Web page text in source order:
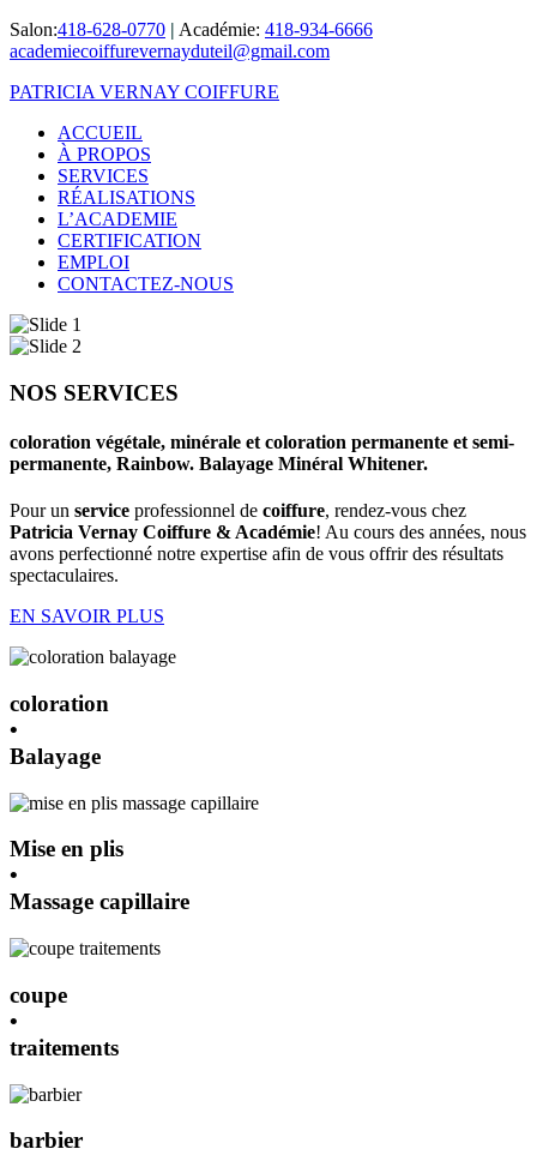
Salon:418-628-0770 | Académie: 418-934-6666
academiecoiffurevernayduteil@gmail.com
PATRICIA VERNAY COIFFURE
ACCUEIL
À PROPOS
SERVICES
RÉALISATIONS
L’ACADEMIE
CERTIFICATION
EMPLOI
CONTACTEZ-NOUS
NOS SERVICES
coloration végétale, minérale et coloration permanente et semi-
permanente, Rainbow. Balayage Minéral Whitener.
Pour un service professionnel de coiffure, rendez-vous chez
Patricia Vernay Coiffure & Académie! Au cours des années, nous
avons perfectionné notre expertise afin de vous offrir des résultats
spectaculaires.
EN SAVOIR PLUS
coloration
•
Balayage
Mise en plis
•
Massage capillaire
coupe
•
traitements
barbier